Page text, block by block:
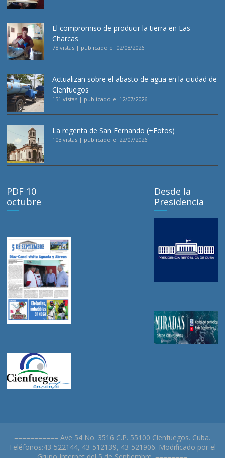
El compromiso de producir la tierra en Las
Charcas
78 vistas | publicado el 02/08/2026
Actualizan sobre el abasto de agua en la ciudad de
Cienfuegos
151 vistas | publicado el 12/07/2026
La regenta de San Fernando (+Fotos)
103 vistas | publicado el 22/07/2026
PDF 10
octubre
Desde la
Presidencia
=========== Ave 54 No. 3516 C.P. 55100 Cienfuegos. Cuba.
Teléfonos:43-522144, 43-512139, 43-521906. Modificado por el